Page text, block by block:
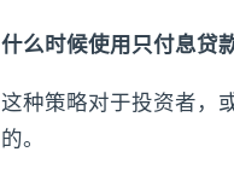
什么时候使用只付息贷
这种策略对于投资者，
的。